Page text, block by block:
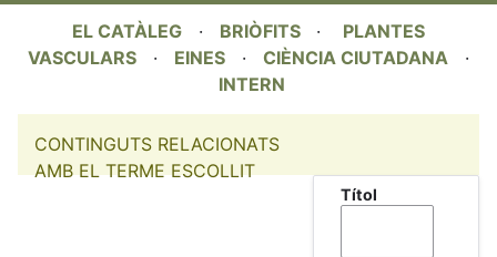
EL CATÀLEG · BRIÒFITS · PLANTES
VASCULARS · EINES · CIÈNCIA CIUTADANA ·
INTERN
CONTINGUTS RELACIONATS
AMB EL TERME ESCOLLIT
Títol